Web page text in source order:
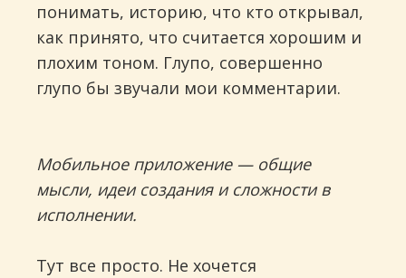
понимать, историю, что кто открывал,
как принято, что считается хорошим и
плохим тоном. Глупо, совершенно
глупо бы звучали мои комментарии.
Мобильное приложение — общие
мысли, идеи создания и сложности в
исполнении.
Тут все просто. Не хочется